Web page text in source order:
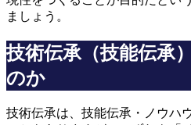
ましょう。
技術伝承（技能伝承
のか
技術伝承は、技能伝承・ノウハ